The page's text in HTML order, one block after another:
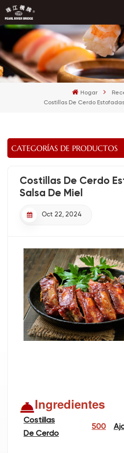
English
русский
العربية
Hogar
Costillas De Cerdo
CATEGORÍAS DE PRODUCTOS
Costillas De Cerdo
Salsa De Miel
Oct 22, 2024
Ingredientes
Costillas
De Cerdo
500